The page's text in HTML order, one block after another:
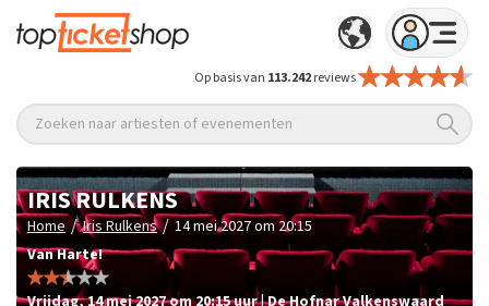
Op basis van 113.242reviews
Zoeken naar artiesten of evenementen
IRIS RULKENS
Home / Iris Rulkens / 14 mei 2027 om 20:15
Van Harte!